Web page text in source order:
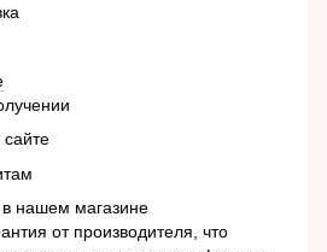
нашем магазине
от производителя, что